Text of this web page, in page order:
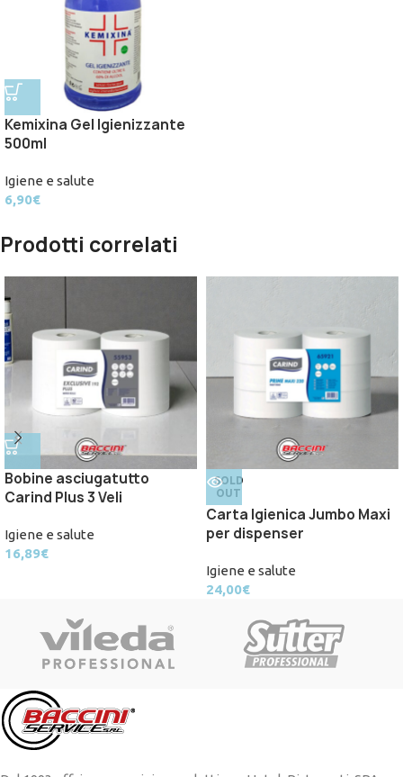
Kemixina Gel Igienizzante
500ml
Igiene e salute
6,90€
Prodotti correlati
Bobine asciugatutto
Carind Plus 3 Veli
Igiene e salute
16,89€
SOLD
OUT
Carta Igienica Jumbo Maxi
per dispenser
Igiene e salute
24,00€